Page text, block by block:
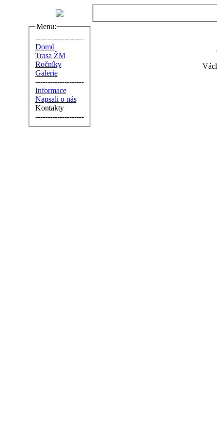
Menu:
--------------------
Domů
Trasa ŽM
Ročníky
Galerie
--------------------
Informace
Napsali o nás
Kontakty
--------------------